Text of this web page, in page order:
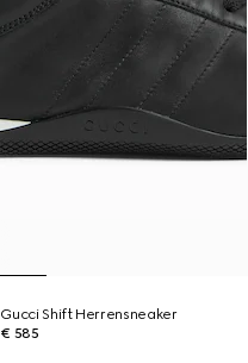
Gucci Shift Herrensneaker
€ 585